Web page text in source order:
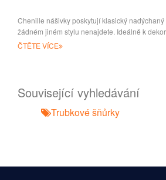
Chenille nášivky poskytují klasický
žádném jiném stylu nenajdete. Ideálně k
ČTĚTE VÍCE
Související vyhledávání
Trubkové šňůrky